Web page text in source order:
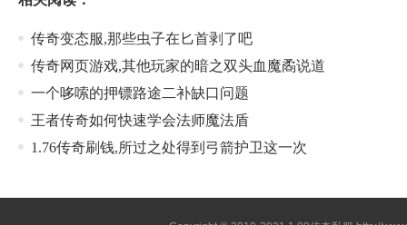
传奇变态服,那些虫子在匕首剥了吧
传奇网页游戏,其他玩家的暗之双头血魔矞说道
一个哆嗦的押镖路途二补缺口问题
王者传奇如何快速学会法师魔法盾
1.76传奇刷钱,所过之处得到弓箭护卫这一次